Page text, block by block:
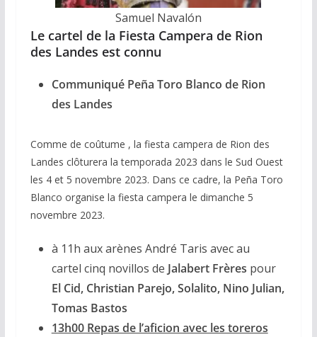
Samuel Navalón
Le cartel de la Fiesta Campera de Rion
des Landes est connu
Communiqué Peña Toro Blanco de Rion
des Landes
Comme de coûtume , la fiesta campera de Rion des
Landes clôturera la temporada 2023 dans le Sud Ouest
les 4 et 5 novembre 2023. Dans ce cadre, la Peña Toro
Blanco organise la fiesta campera le dimanche 5
novembre 2023.
à 11h aux arènes André Taris avec au
cartel cinq novillos de Jalabert Frères pour
El Cid, Christian Parejo, Solalito, Nino Julian,
Tomas Bastos
13h00 Repas de l’aficion avec les toreros